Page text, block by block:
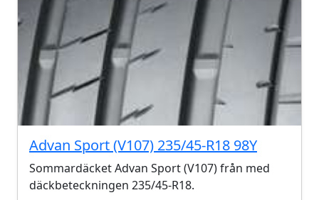
Advan Sport (V107) 235/45-R18 98Y
Sommardäcket Advan Sport (V107) från med
däckbeteckningen 235/45-R18.